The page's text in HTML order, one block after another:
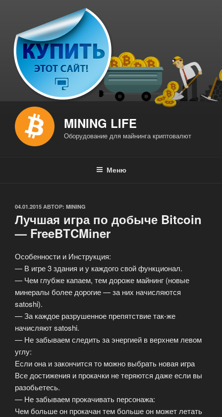
содержимому
MINING LIFE
Оборудование для майнинга криптовалют
Меню
ОПУБЛИКОВАНО
04.01.2015 АВТОР: MINING
Лучшая игра по добыче Bitcoin
— FreeBTCMiner
Особенности и Инструкция:
— В игре 3 здания и у каждого свой функционал.
— Чем глубже капаем, тем дороже майнинг (новые
минералы более дорогие — за них начисляются
satoshi).
— За каждое разрушенное препятствие так-же
начисляют satoshi.
— Не забываем следить за энергией в верхнем левом
углу:
Если она и закончится то можно выбрать новая игра
Все достижения и прокачки не теряются даже если вы
разобьетесь.
— Не забываем прокачивать персонажа:
Чем больше он прокачан тем больше он может летать